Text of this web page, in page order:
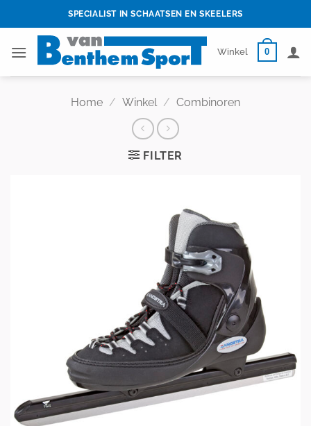
to
SPECIALIST IN SCHAATSEN EN SKEELERS
Winkel 0
Home / Winkel / Combinoren
FILTER